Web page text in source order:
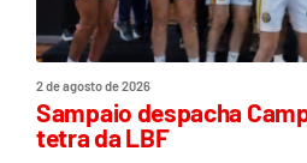
2 de agosto de 2026
Sampaio despacha
tetra da LBF